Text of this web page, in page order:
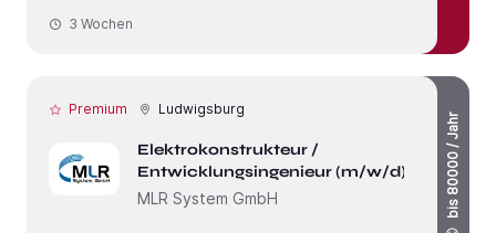
3 Wochen
Premium Ludwigsburg
Elektrokonstrukteur /
Entwicklungsingenieur (m/w/d)
MLR System GmbH
bis 80000 / Jahr